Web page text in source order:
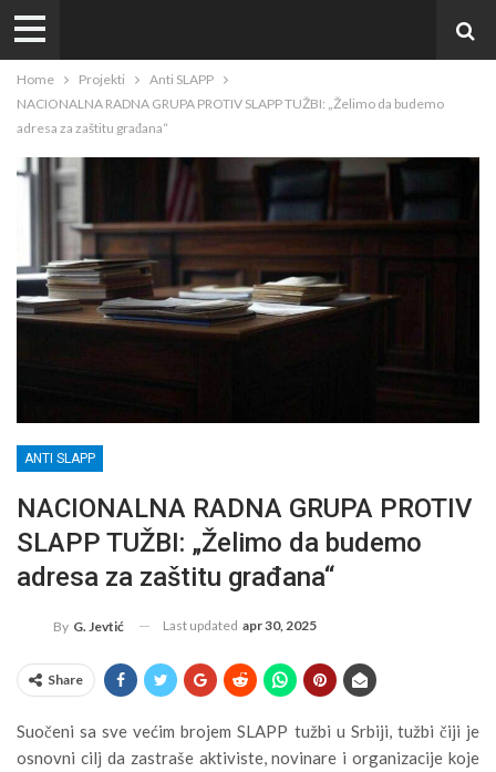
Home Projekti
Anti SLAPP
NACIONALNA RADNA GRUPA PROTIV SLAPP TUŽBI: „Želimo da budemo
adresa za zaštitu građana“
ANTI SLAPP
NACIONALNA RADNA GRUPA PROTIV
SLAPP TUŽBI: „Želimo da budemo
adresa za zaštitu građana“
By G. Jevtić Last updated apr 30, 2025
Share
Suočeni sa sve većim brojem SLAPP tužbi u Srbiji, tužbi čiji je
osnovni cilj da zastraše aktiviste, novinare i organizacije koje